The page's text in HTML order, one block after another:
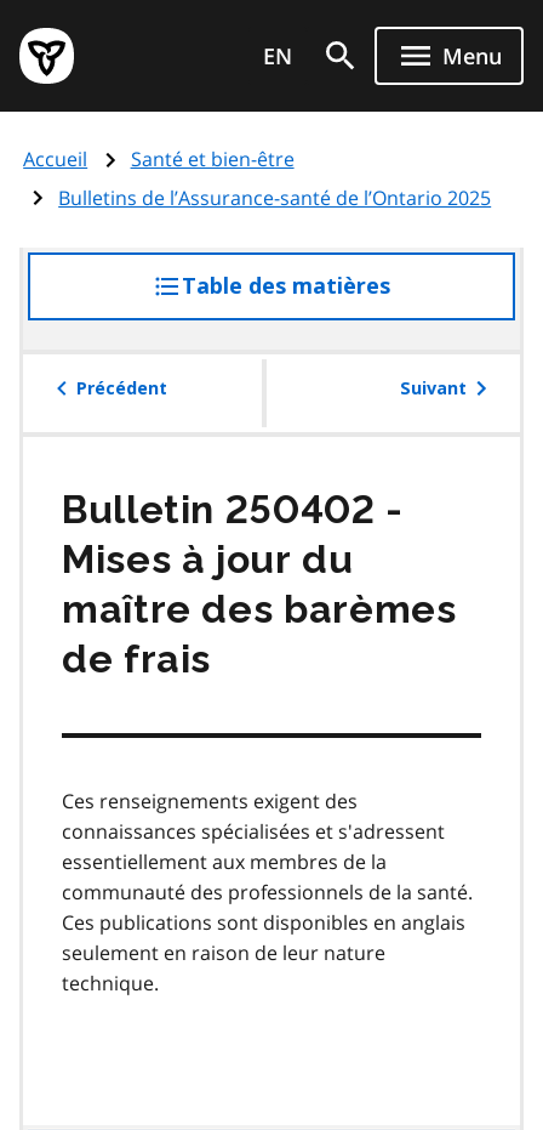
au
contenu
principal
Page
d'accueil
de
l'Ontario
EN Menu
Accueil
Santé et bien-être
Bulletins de l’Assurance-santé de l’Ontario 2025
Table des matières
à
table
Précédent Suivant
Bulletin 250402 -
Mises à jour du
maître des barèmes
de frais
Ces renseignements exigent des
connaissances spécialisées et s'adressent
essentiellement aux membres de la
communauté des professionnels de la santé.
Ces publications sont disponibles en anglais
seulement en raison de leur nature
technique.